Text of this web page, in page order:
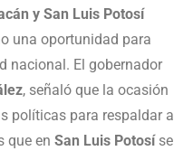
y San Luis Potosí
una oportunidad para
nacional. El gobernador
, señaló que la ocasión
políticas para respaldar a
que en San Luis Potosíse